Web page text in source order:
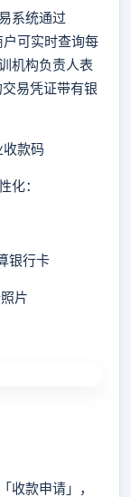
系统通过
可实时查询每
机构负责人表
易凭证带有银
款码
：
银行卡
片
款申请」，